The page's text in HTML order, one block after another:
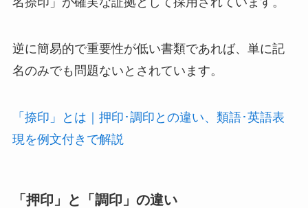
逆に簡易的で重要性が低い書類であれば、単に記
名のみでも問題ないとされています。
「捺印」とは｜押印･調印との違い、類語･英語表
現を例文付きで解説
「押印」と「調印」の違い